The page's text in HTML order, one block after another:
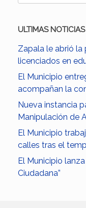
ULTIMAS NOTICIAS
Zapala le abrió
licenciados en
El Municipio
acompañan la
Nueva instancia
Manipulación de
El Municipio
calles tras el
El Municipio
Ciudadana”